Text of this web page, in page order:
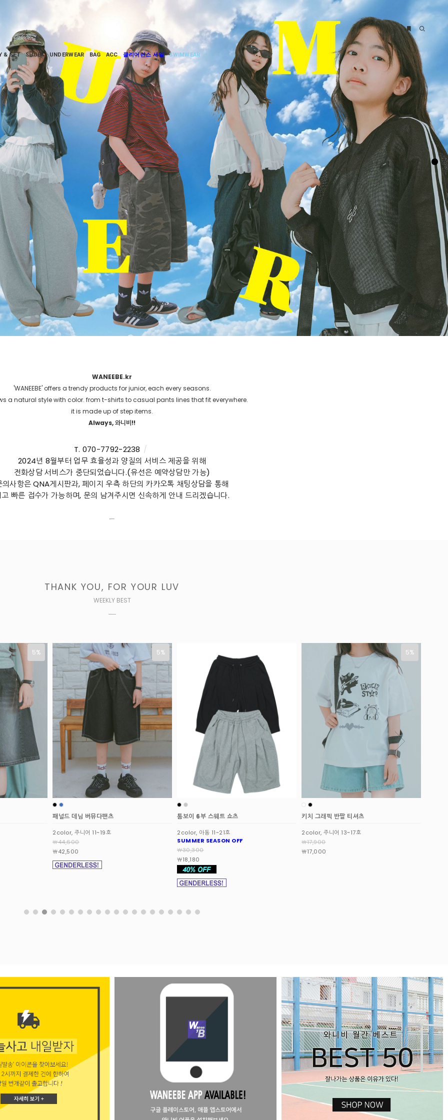
& SET SHOES UNDERWEAR BAG ACC 클리어런스 세일 SWIMWEAR
WANEEBE.kr
'WANEEBE' offers a trendy products for junior, each every seasons.
a natural style with color. from t-shirts to casual pants lines that fit everywhere.
it is made up of step items.
Always, 와니비!!
T. 070-7792-2238 /
2024년 8월부터 업무 효율성과 양질의 서비스 제공을 위해
전화상담 서비스가 중단되었습니다.(유선은 예약상담만 가능)
의사항은 QNA게시판과, 페이지 우측 하단의 카카오톡 채팅상담을 통해
빠른 접수가 가능하며, 문의 남겨주시면 신속하게 안내 드리겠습니다.
THANK YOU, FOR YOUR LUV
WEEKLY BEST
5%
톰보이 6부 스웨트 쇼츠
2color, 아동 11~21호
SUMMER SEASON OFF
￦30,300
￦18,180
키치 그래픽 반팔 티셔츠
2color, 주니어 13~17호
￦17,900
￦17,000
데일리 링거 스트라이프 티셔츠
3color, 주니어 13~17호
￦22,100